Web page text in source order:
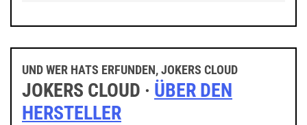
UND WER HATS ERFUNDEN, JOKERS CLOUD
JOKERS CLOUD · ÜBER DEN
HERSTELLER